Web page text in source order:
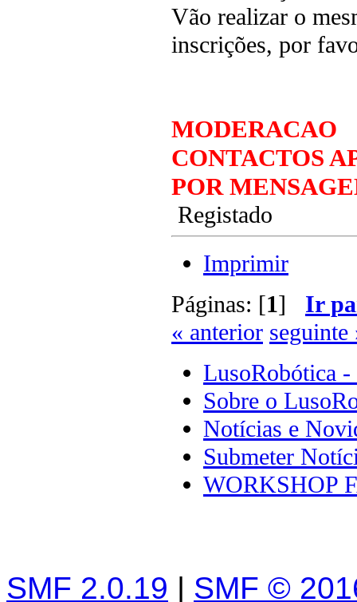
Vão realizar o
inscrições, por
MODERACAO
CONTACTOS
POR
Registado
Imprimir
Páginas: [1] Ir
« anterior seguinte
LusoRobótica -
Sobre o
Notícias e
Submeter
WORKSHOP
SMF 2.0.19 | SMF ©